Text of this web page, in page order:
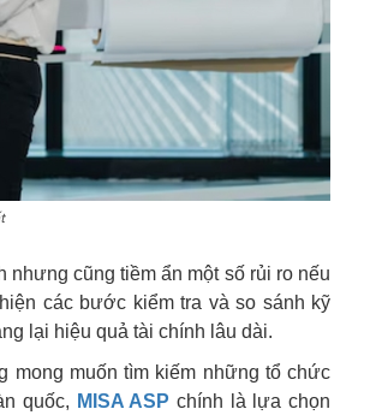
cũng tiềm ẩn một số rủi ro nếu
các bước kiểm tra và so sánh kỹ
lại hiệu quả tài chính lâu dài.
mong muốn tìm kiếm những tổ chức
quốc, MISA ASP chính là lựa chọn